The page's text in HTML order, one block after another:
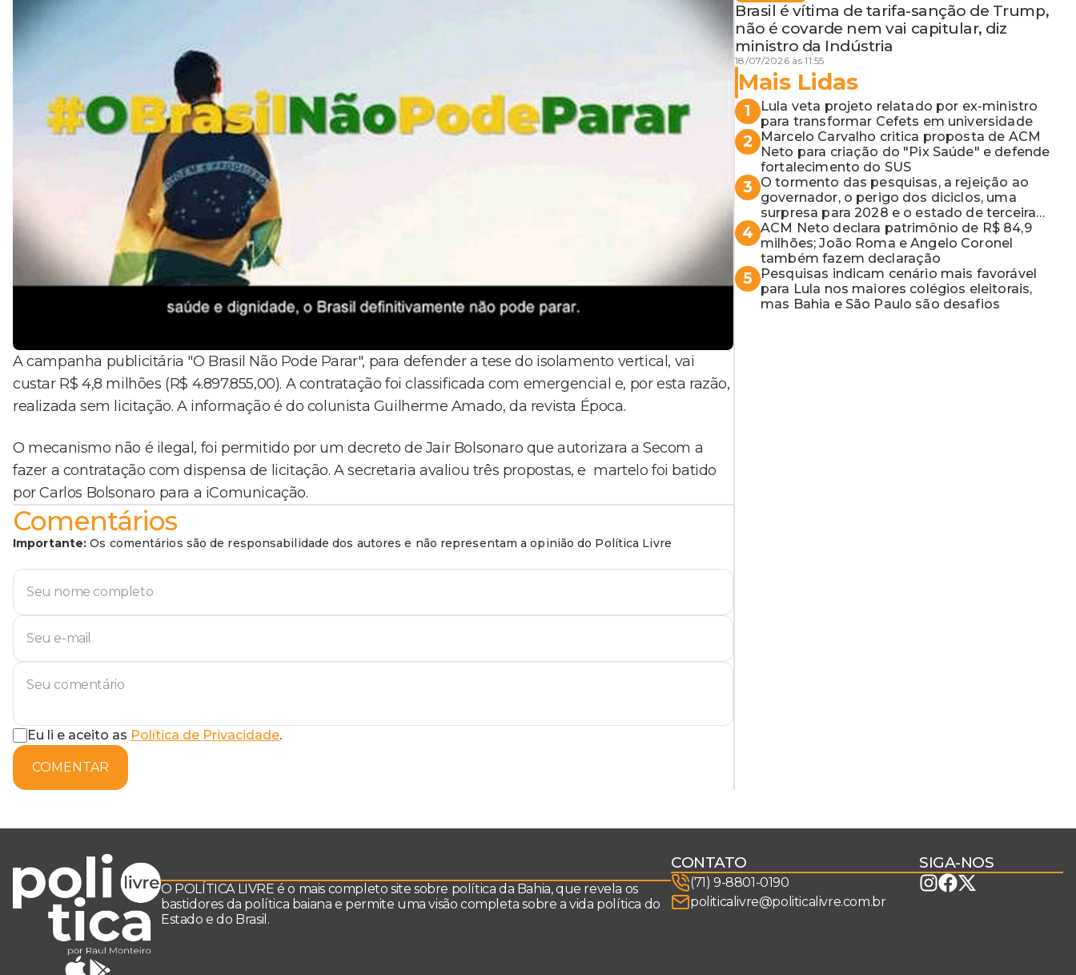
A campanha publicitária "O Brasil Não Pode Parar", para defender a tese do isolamento vertical, vai
custar R$ 4,8 milhões (R$ 4.897.855,00). A contratação foi classificada com emergencial e, por esta razão,
realizada sem licitação. A informação é do colunista Guilherme Amado, da revista Época.
O mecanismo não é ilegal, foi permitido por um decreto de Jair Bolsonaro que autorizara a Secom a
fazer a contratação com dispensa de licitação. A secretaria avaliou três propostas, e martelo foi batido
por Carlos Bolsonaro para a iComunicação.
Comentários
Importante: Os comentários são de responsabilidade dos autores e não representam a opinião do Política Livre
Eu li e aceito as Política de Privacidade.
COMENTAR
Brasil é vítima de tarifa-sanção de Trump,
não é covarde nem vai capitular, diz
ministro da Indústria
18/07/2026 às 11:55
Mais Lidas
1
Lula veta projeto relatado por ex-ministro
para transformar Cefets em universidade
2
Marcelo Carvalho critica proposta de ACM
Neto para criação do "Pix Saúde" e defende
fortalecimento do SUS
3
O tormento das pesquisas, a rejeição ao
governador, o perigo dos diciclos, uma
surpresa para 2028 e o estado de terceira
guerra mundial
4 ACM Neto declara patrimônio de R$ 84,9
milhões; João Roma e Angelo Coronel
também fazem declaração
5
Pesquisas indicam cenário mais favorável
para Lula nos maiores colégios eleitorais,
mas Bahia e São Paulo são desafios
O POLÍTICA LIVRE é o mais completo site sobre política da Bahia, que revela os
bastidores da política baiana e permite uma visão completa sobre a vida política do
Estado e do Brasil.
CONTATO
(71) 9-8801-0190
politicalivre@politicalivre.com.br
SIGA-NOS